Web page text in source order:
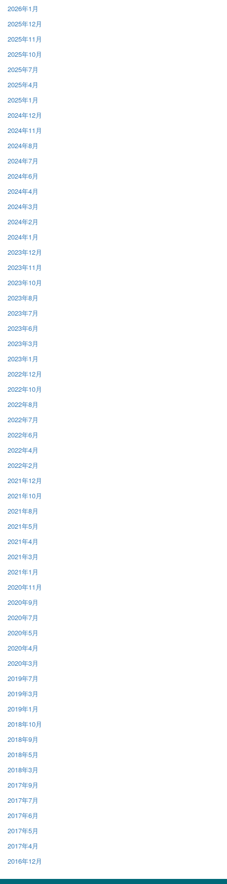
2026年1月
2025年12月
2025年11月
2025年10月
2025年7月
2025年4月
2025年1月
2024年12月
2024年11月
2024年8月
2024年7月
2024年6月
2024年4月
2024年3月
2024年2月
2024年1月
2023年12月
2023年11月
2023年10月
2023年8月
2023年7月
2023年6月
2023年3月
2023年1月
2022年12月
2022年10月
2022年8月
2022年7月
2022年6月
2022年4月
2022年2月
2021年12月
2021年10月
2021年8月
2021年5月
2021年4月
2021年3月
2021年1月
2020年11月
2020年9月
2020年7月
2020年5月
2020年4月
2020年3月
2019年7月
2019年3月
2019年1月
2018年10月
2018年9月
2018年5月
2018年3月
2017年9月
2017年7月
2017年6月
2017年5月
2017年4月
2016年12月